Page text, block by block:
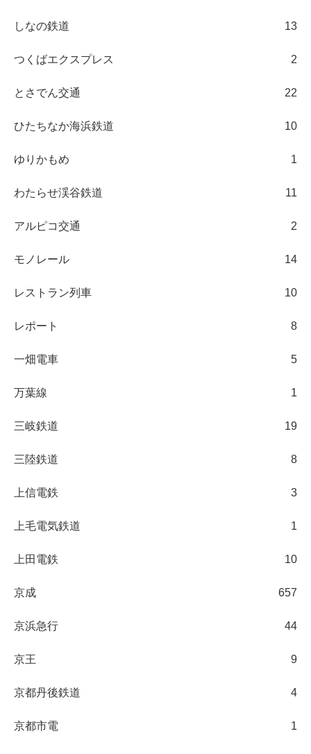
しなの鉄道 13
つくばエクスプレス 2
とさでん交通 22
ひたちなか海浜鉄道 10
ゆりかもめ 1
わたらせ渓谷鉄道 11
アルピコ交通 2
モノレール 14
レストラン列車 10
レポート 8
一畑電車 5
万葉線 1
三岐鉄道 19
三陸鉄道 8
上信電鉄 3
上毛電気鉄道 1
上田電鉄 10
京成 657
京浜急行 44
京王 9
京都丹後鉄道 4
京都市電 1